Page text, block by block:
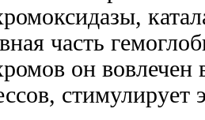
часть
он вовлечен
стимулирует